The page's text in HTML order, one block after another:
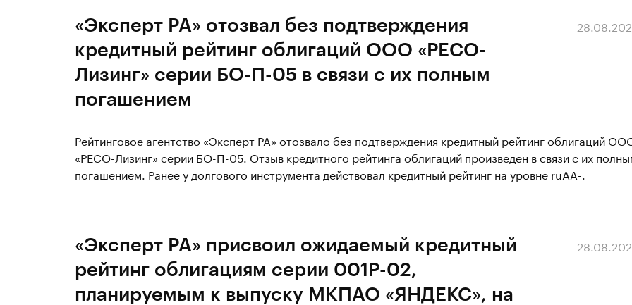
«Эксперт РА» отозвал без подтверждения
кредитный рейтинг облигаций ООО «РЕСО-
Лизинг» серии БО-П-05 в связи с их полным
погашением
Рейтинговое агентство «Эксперт РА» отозвало без подтверждения кредитный рейтинг облигаций
«РЕСО-Лизинг» серии БО-П-05. Отзыв кредитного рейтинга облигаций произведен в связи с их
погашением. Ранее у долгового инструмента действовал кредитный рейтинг на уровне ruAА-.
«Эксперт РА» присвоил ожидаемый кредитный
рейтинг облигациям серии 001Р-02,
планируемым к выпуску МКПАО «ЯНДЕКС», на